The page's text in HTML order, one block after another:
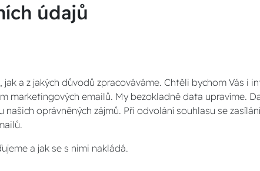
údajů
a z jakých důvodů zpracováváme. Chtěli bychom Vás i
marketingových emailů. My bezokladně data upravíme.
oprávněných zájmů. Při odvolání souhlasu se
a jak se s nimi nakládá.